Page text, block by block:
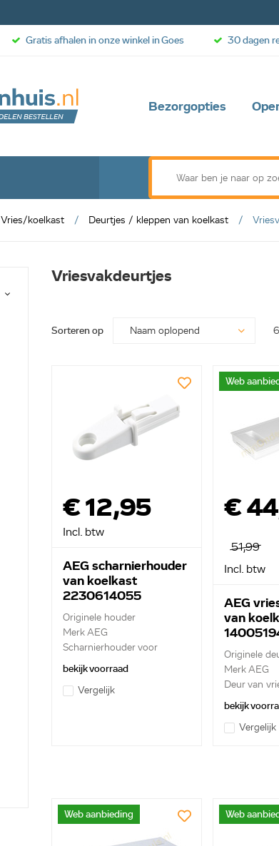
Bezorgopties
Gratis afhalen in onze winkel in Goes 30 dagen
Vries/koelkast Deurtjes / kleppen van koelkast
Vriesvakdeurtjes
Sorteren op
€ 12,95
Incl. btw
AEG scharnierhouder
van koelkast
2230614055
Originele houder
Merk AEG
Scharnierhouder voor
onderzijde ...
bekijk voorraad
Vergelijk
Web
€
51,99
Incl. btw
AEG
van
Originele
Merk AEG
Deur van
met gr...
bekijk
Vergelijk
Web aanbieding Web